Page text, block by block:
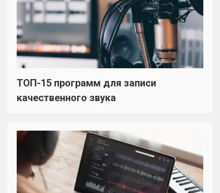
ТОП-15 программ для записи
качественного звука